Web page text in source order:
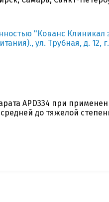
"Кованс Клиникал
ул. Трубная, д. 12,
APD334 при
до тяжелой